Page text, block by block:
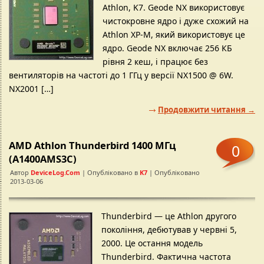
Athlon, K7. Geode NX використовує
чистокровне ядро ​​і дуже схожий на
Athlon XP-M, який використовує це
ядро. Geode NX включає 256 КБ
рівня 2 кеш, і працює без
вентиляторів на частоті до 1 ГГц у версії NX1500 @ 6W.
NX2001 […]
Продовжити читання →
AMD Athlon Thunderbird 1400 МГц
(A1400AMS3C)
Автор DeviceLog.com | Опубліковано в K7 | Опубліковано
2013-03-06
0
Thunderbird — це Athlon другого
покоління, дебютував у червні 5,
2000. Це остання модель
Thunderbird. Фактична частота